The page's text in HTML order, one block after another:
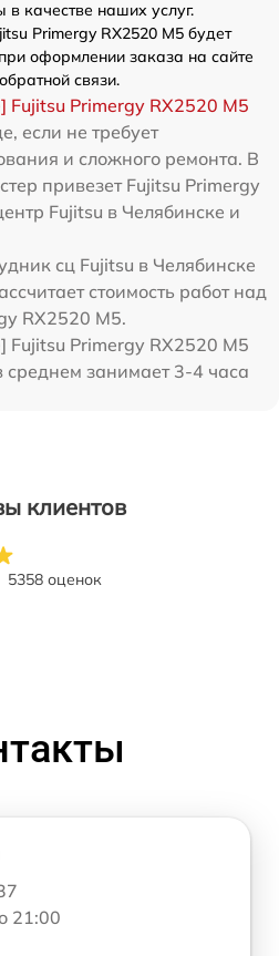
качестве наших услуг.
Primergy RX2520 M5 будет
оформлении заказа на сайте
связи.
Fujitsu Primergy RX2520 M5
если не требует
и сложного ремонта. В
привезет Fujitsu Primergy
Fujitsu в Челябинске и
сц Fujitsu в Челябинске
стоимость работ над
RX2520 M5.
Fujitsu Primergy RX2520 M5
среднем занимает 3-4 часа
клиентов
5358 оценок
21:00